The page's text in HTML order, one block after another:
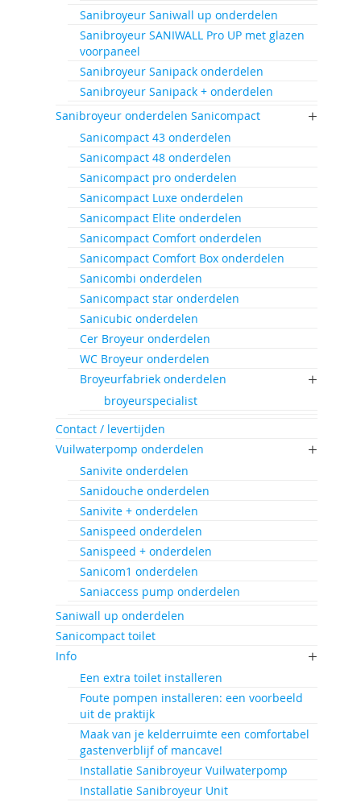
Sanibroyeur Saniwall up onderdelen
Sanibroyeur SANIWALL Pro UP met glazen
voorpaneel
Sanibroyeur Sanipack onderdelen
Sanibroyeur Sanipack + onderdelen
Sanibroyeur onderdelen Sanicompact
Sanicompact 43 onderdelen
Sanicompact 48 onderdelen
Sanicompact pro onderdelen
Sanicompact Luxe onderdelen
Sanicompact Elite onderdelen
Sanicompact Comfort onderdelen
Sanicompact Comfort Box onderdelen
Sanicombi onderdelen
Sanicompact star onderdelen
Sanicubic onderdelen
Cer Broyeur onderdelen
WC Broyeur onderdelen
Broyeurfabriek onderdelen
broyeurspecialist
Contact / levertijden
Vuilwaterpomp onderdelen
Sanivite onderdelen
Sanidouche onderdelen
Sanivite + onderdelen
Sanispeed onderdelen
Sanispeed + onderdelen
Sanicom1 onderdelen
Saniaccess pump onderdelen
Saniwall up onderdelen
Sanicompact toilet
Info
Een extra toilet installeren
Foute pompen installeren: een voorbeeld
uit de praktijk
Maak van je kelderruimte een comfortabel
gastenverblijf of mancave!
Installatie Sanibroyeur Vuilwaterpomp
Installatie Sanibroyeur Unit